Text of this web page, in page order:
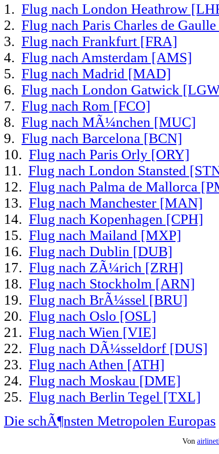
1. Flug nach London Heathrow
2. Flug nach Paris Charles de
3. Flug nach Frankfurt [FRA]
4. Flug nach Amsterdam [AMS]
5. Flug nach Madrid [MAD]
6. Flug nach London Gatwick
7. Flug nach Rom [FCO]
8. Flug nach MÃ¼nchen [MUC]
9. Flug nach Barcelona [BCN]
10. Flug nach Paris Orly [ORY]
11. Flug nach London Stansted
12. Flug nach Palma de Mallorca
13. Flug nach Manchester [MAN]
14. Flug nach Kopenhagen [CPH]
15. Flug nach Mailand [MXP]
16. Flug nach Dublin [DUB]
17. Flug nach ZÃ¼rich [ZRH]
18. Flug nach Stockholm [ARN]
19. Flug nach BrÃ¼ssel [BRU]
20. Flug nach Oslo [OSL]
21. Flug nach Wien [VIE]
22. Flug nach DÃ¼sseldorf [DUS]
23. Flug nach Athen [ATH]
24. Flug nach Moskau [DME]
25. Flug nach Berlin Tegel [TXL]
Die schÃ¶nsten Metropolen Europas
Von